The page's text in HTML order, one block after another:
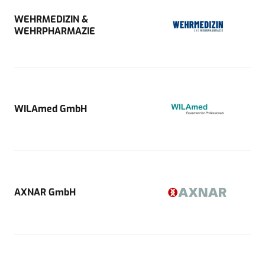
WEHRMEDIZIN &
WEHRPHARMAZIE
WILAmed GmbH
AXNAR GmbH